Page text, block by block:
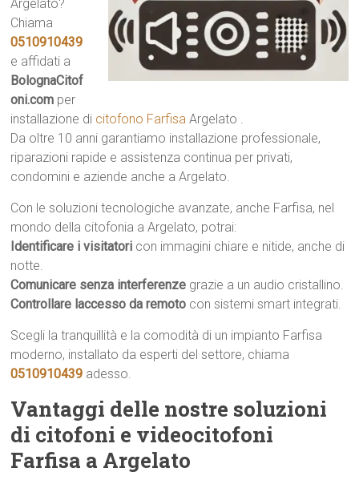
Argelato?
Chiama
0510910439
e affidati a
BolognaCitof
oni.com per
installazione di citofono Farfisa Argelato .
Da oltre 10 anni garantiamo installazione professionale,
riparazioni rapide e assistenza continua per privati,
condomini e aziende anche a Argelato.
Con le soluzioni tecnologiche avanzate, anche Farfisa, nel
mondo della citofonia a Argelato, potrai:
Identificare i visitatori con immagini chiare e nitide, anche di
notte.
Comunicare senza interferenze grazie a un audio cristallino.
Controllare laccesso da remoto con sistemi smart integrati.
Scegli la tranquillità e la comodità di un impianto Farfisa
moderno, installato da esperti del settore, chiama
0510910439 adesso.
Vantaggi delle nostre soluzioni
di citofoni e videocitofoni
Farfisa a Argelato